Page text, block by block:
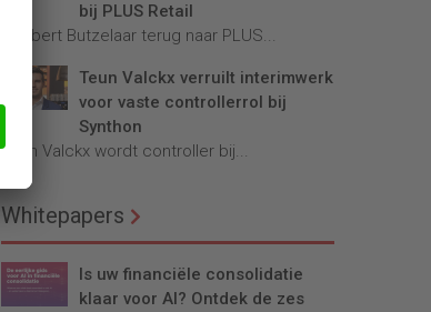
bij PLUS Retail
Robbert Butzelaar terug naar PLUS...
Teun Valckx verruilt interimwerk
voor vaste controllerrol bij
Synthon
Teun Valckx wordt controller bij...
Whitepapers
Is uw financiële consolidatie
klaar voor AI? Ontdek de zes